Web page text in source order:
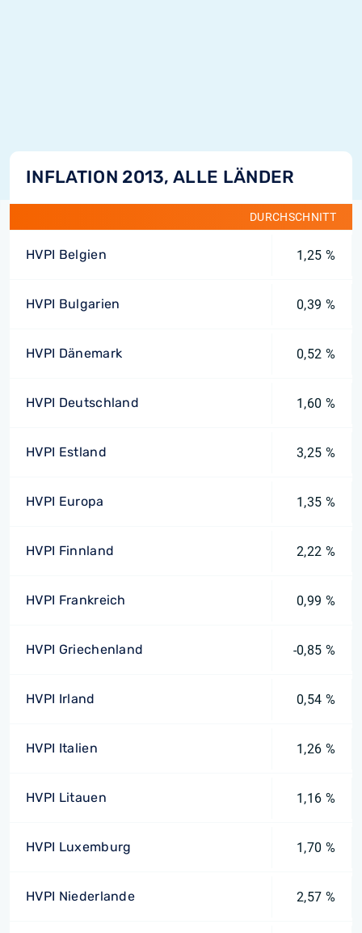
INFLATION 2013, ALLE LÄNDER
DURCHSCHNITT
HVPI Belgien 1,25 %
HVPI Bulgarien 0,39 %
HVPI Dänemark 0,52 %
HVPI Deutschland 1,60 %
HVPI Estland 3,25 %
HVPI Europa 1,35 %
HVPI Finnland 2,22 %
HVPI Frankreich 0,99 %
HVPI Griechenland -0,85 %
HVPI Irland 0,54 %
HVPI Italien 1,26 %
HVPI Litauen 1,16 %
HVPI Luxemburg 1,70 %
HVPI Niederlande 2,57 %